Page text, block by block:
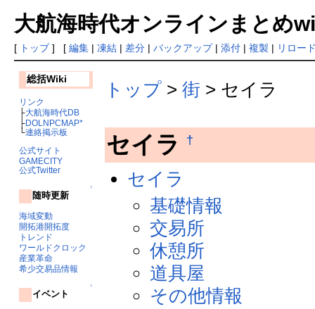
大航海時代オンラインまとめ
[ トップ] [ 編集| 凍結| 差分| バックアップ| 添付| 複製 | リロー
総括Wiki
リンク
├大航海時代DB
├DOLNPCMAP*
└連絡掲示板
公式サイト
GAMECITY
公式Twitter
↑
随時更新
海域変動
開拓港開拓度
トレンド
ワールドクロック
産業革命
希少交易品情報
↑
イベント
トップ >街 > セイラ
セイラ †
セイラ
基礎情報
交易所
休憩所
道具屋
その他情報